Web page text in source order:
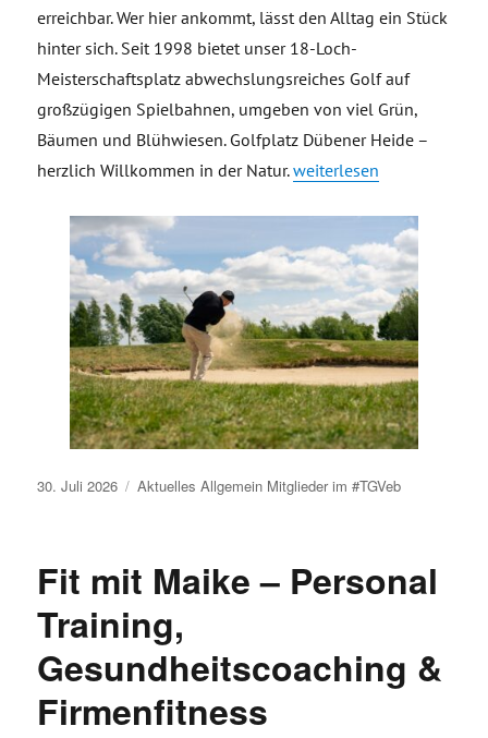
erreichbar. Wer hier ankommt, lässt den Alltag ein Stück
hinter sich. Seit 1998 bietet unser 18-Loch-
Meisterschaftsplatz abwechslungsreiches Golf auf
großzügigen Spielbahnen, umgeben von viel Grün,
Bäumen und Blühwiesen. Golfplatz Dübener Heide –
herzlich Willkommen in der Natur.„Golfplatz Dübener
weiterlesen
Veröffentlicht
30. Juli 2026 Aktuelles Allgemein Mitglieder im #TGVeb
Fit mit Maike – Personal
Training,
Gesundheitscoaching &
Firmenfitness